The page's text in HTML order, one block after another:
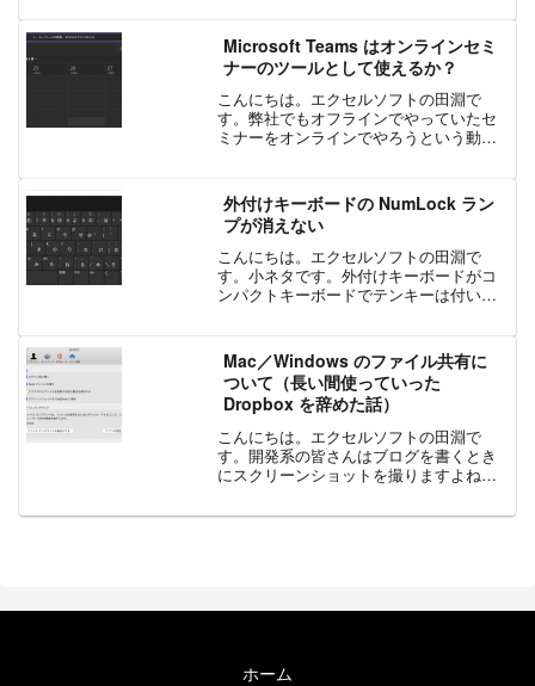
そんな現代人をターゲットとする多くの
企業にとって、国内外に関...
Microsoft Teams はオンラインセミ
ナーのツールとして使えるか？
こんにちは。エクセルソフトの田淵で
す。弊社でもオフラインでやっていたセ
ミナーをオンラインでやろうという動き
ベント」はE3じゃないと出来ないみたい
なので、普通...
外付けキーボードの NumLock ラン
プが消えない
こんにちは。エクセルソフトの田淵で
す。小ネタです。外付けキーボードがコ
ンパクトキーボードでテンキーは付いて
モノでした。そして、あるタイミングで
このランプが着くよ...
Mac／Windows のファイル共有に
ついて（長い間使っていった
Dropbox を辞めた話）
こんにちは。エクセルソフトの田淵で
す。開発系の皆さんはブログを書くとき
にスクリーンショットを撮りますよね。
は両方のスクリーンショットを撮らない
ホーム